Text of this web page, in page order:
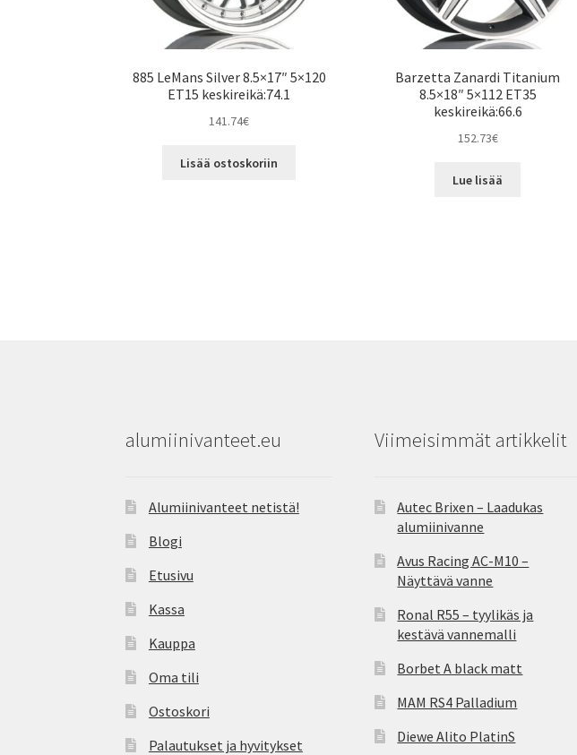
885 LeMans Silver 8.5×17″ 5×120
ET15 keskireikä:74.1
141.74€
Lisää ostoskoriin
Barzetta Zanardi Titanium
8.5×18″ 5×112 ET35
keskireikä:66.6
152.73€
Lue lisää
alumiinivanteet.eu
Alumiinivanteet netistä!
Blogi
Etusivu
Kassa
Kauppa
Oma tili
Ostoskori
Palautukset ja hyvitykset
Viimeisimmät artikkelit
Autec Brixen – Laadukas
alumiinivanne
Avus Racing AC-M10 –
Näyttävä vanne
Ronal R55 – tyylikäs ja
kestävä vannemalli
Borbet A black matt
MAM RS4 Palladium
Diewe Alito PlatinS